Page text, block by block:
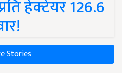
हेक्टेयर 126.6
Stories